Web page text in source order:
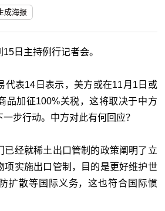
成海报
日主持例行记者会。
代表14日表示，美方或在11月1日或
品加征100%关税，这将取决于中方
步行动。中方对此有何回应？
已经就稀土出口管制的政策阐明了立
项实施出口管制，目的是更好维护世
扩散等国际义务，这也符合国际惯